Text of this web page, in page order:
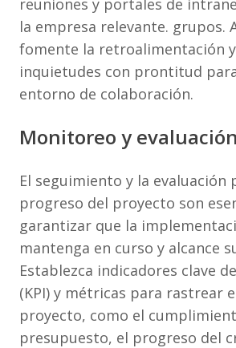
reuniones y portales de
la empresa relevante. grupos.
fomente la retroalimentación
inquietudes con prontitud
entorno de colaboración.
Monitoreo y
El seguimiento y la evaluación
progreso del proyecto son
garantizar que la
mantenga en curso y alcance
Establezca indicadores clave
(KPI) y métricas para rastrear
proyecto, como el
presupuesto, el progreso del